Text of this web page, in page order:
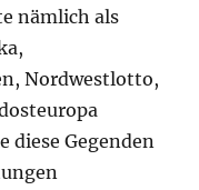
nämlich als
Nordwestlotto,
diese Gegenden